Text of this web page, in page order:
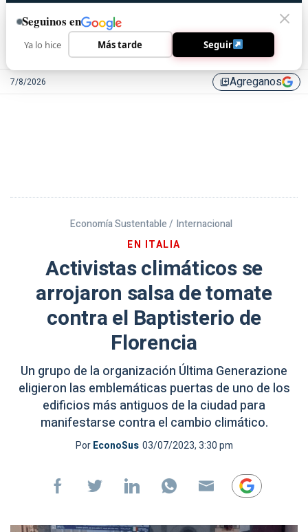
7/8/2026 library_addAgreganos
Economía Sustentable / Internacional
EN ITALIA
Activistas climáticos se
arrojaron salsa de tomate
contra el Baptisterio de
Florencia
Un grupo de la organización Última Generazione
eligieron las emblemáticas puertas de uno de los
edificios más antiguos de la ciudad para
manifestarse contra el cambio climático.
PorEconoSus 03/07/2023, 3:30 pm
Seguinos en
Ya lo hice Más tarde Seguir